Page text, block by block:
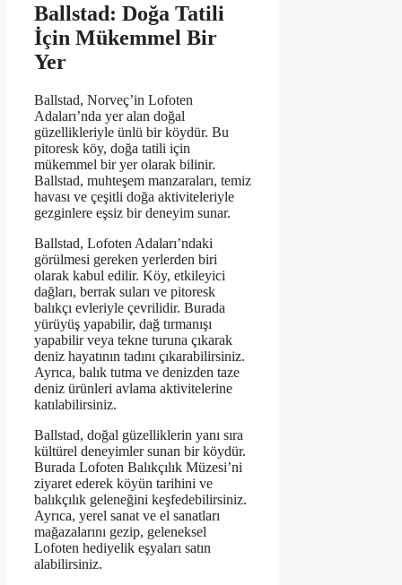
Ballstad: Doğa Tatili
İçin Mükemmel Bir
Yer
Ballstad, Norveç’in Lofoten
Adaları’nda yer alan doğal
güzellikleriyle ünlü bir köydür. Bu
pitoresk köy, doğa tatili için
mükemmel bir yer olarak bilinir.
Ballstad, muhteşem manzaraları, temiz
havası ve çeşitli doğa aktiviteleriyle
gezginlere eşsiz bir deneyim sunar.
Ballstad, Lofoten Adaları’ndaki
görülmesi gereken yerlerden biri
olarak kabul edilir. Köy, etkileyici
dağları, berrak suları ve pitoresk
balıkçı evleriyle çevrilidir. Burada
yürüyüş yapabilir, dağ tırmanışı
yapabilir veya tekne turuna çıkarak
deniz hayatının tadını çıkarabilirsiniz.
Ayrıca, balık tutma ve denizden taze
deniz ürünleri avlama aktivitelerine
katılabilirsiniz.
Ballstad, doğal güzelliklerin yanı sıra
kültürel deneyimler sunan bir köydür.
Burada Lofoten Balıkçılık Müzesi’ni
ziyaret ederek köyün tarihini ve
balıkçılık geleneğini keşfedebilirsiniz.
Ayrıca, yerel sanat ve el sanatları
mağazalarını gezip, geleneksel
Lofoten hediyelik eşyaları satın
alabilirsiniz.